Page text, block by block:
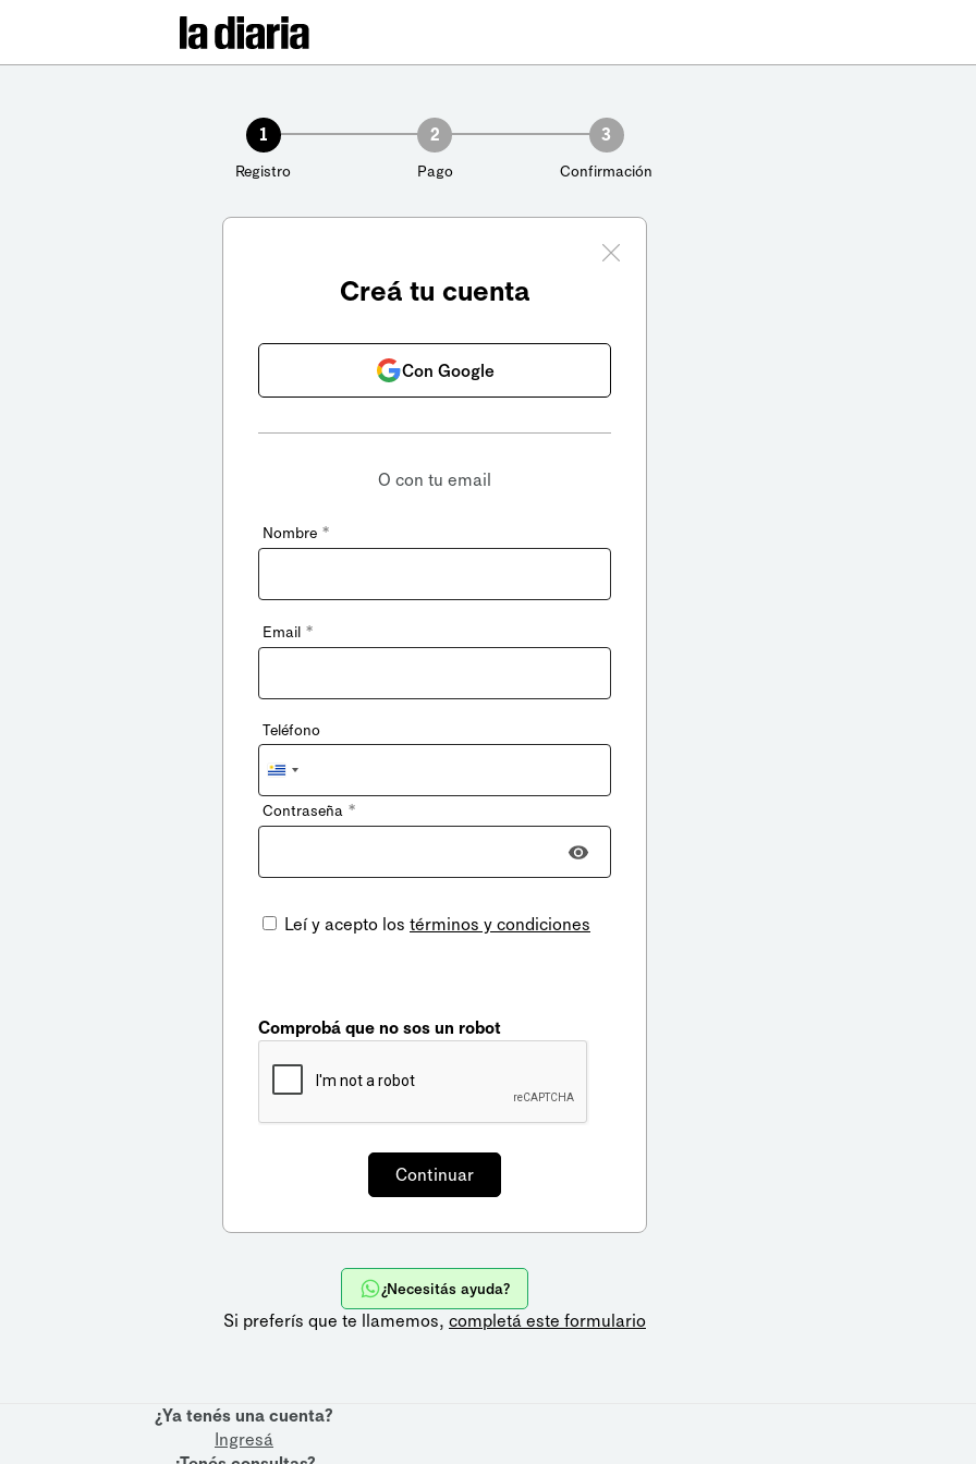
1
Registro
2
Pago
3
Confirmación
Creá tu cuenta
Con Google
O con tu email
Nombre *
Email *
Teléfono
Uruguay
+598
Contraseña *
Leí y acepto los términos y condiciones
Comprobá que no sos un robot
¿Necesitás ayuda?
Si preferís que te llamemos, completá este formulario
¿Ya tenés una cuenta?
Ingresá